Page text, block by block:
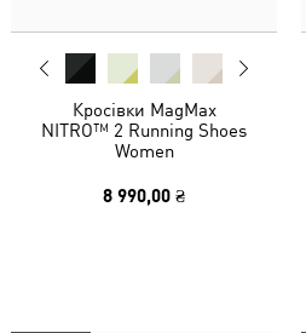
Кросівки MagMax
NITRO™ 2 Running Shoes
Women
8 990,00 ₴